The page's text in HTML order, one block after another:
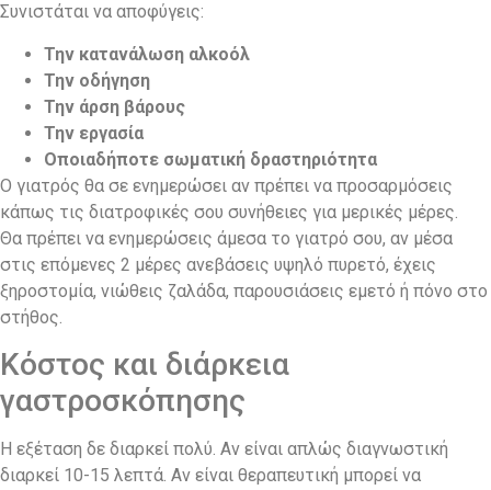
Συνιστάται να αποφύγεις:
Την κατανάλωση αλκοόλ
Την οδήγηση
Την άρση βάρους
Την εργασία
Οποιαδήποτε σωματική δραστηριότητα
Ο γιατρός θα σε ενημερώσει αν πρέπει να προσαρμόσεις
κάπως τις διατροφικές σου συνήθειες για μερικές μέρες.
Θα πρέπει να ενημερώσεις άμεσα το γιατρό σου, αν μέσα
στις επόμενες 2 μέρες ανεβάσεις υψηλό πυρετό, έχεις
ξηροστομία, νιώθεις ζαλάδα, παρουσιάσεις εμετό ή πόνο στο
στήθος.
Κόστος και διάρκεια
γαστροσκόπησης
Η εξέταση δε διαρκεί πολύ. Αν είναι απλώς διαγνωστική
διαρκεί 10-15 λεπτά. Αν είναι θεραπευτική μπορεί να